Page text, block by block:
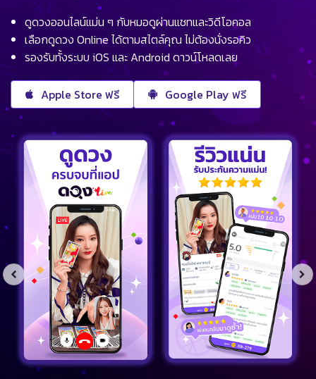
ดูดวงออนไลน์แม่น ๆ กับหมอดูผ่านแชทและวิดีโอคอล
เลือกดูดวง Online ได้ตามสไตล์คุณ ไม่ต้องนั่งรอคิว
รองรับทั้งระบบ iOS และ Android ดาวน์โหลดเลย
Apple Store ฟรี Google Play ฟรี